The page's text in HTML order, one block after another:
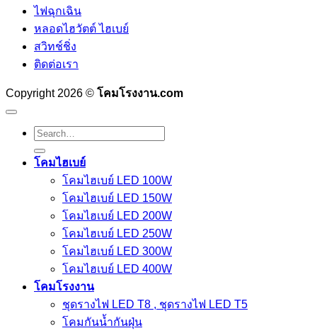
ไฟฉุกเฉิน
หลอดไฮวัตต์ ไฮเบย์
สวิทช์ชิ่ง
ติดต่อเรา
Copyright 2026 © โคมโรงงาน.com
Search
for:
โคมไฮเบย์
โคมไฮเบย์ LED 100W
โคมไฮเบย์ LED 150W
โคมไฮเบย์ LED 200W
โคมไฮเบย์ LED 250W
โคมไฮเบย์ LED 300W
โคมไฮเบย์ LED 400W
โคมโรงงาน
ชุดรางไฟ LED T8 , ชุดรางไฟ LED T5
โคมกันน้ำกันฝุ่น